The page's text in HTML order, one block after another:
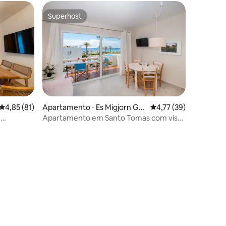
de uma avaliação média de 5, 81 avaliações
4,85 (81)
Superhost
Superhost
Apartamento ⋅ Es Migjorn Gra
n
4,77 de uma
4,77 (39)
Apartamento em Santo Tomas com vista